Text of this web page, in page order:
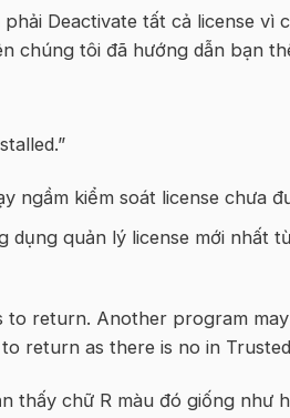
Deactivate tất cả license vì
chúng tôi đã hướng dẫn bạn
ngầm kiểm soát license chưa
dụng quản lý license mới nhất
to return. Another program
return as there is no in
thấy chữ R màu đó giống như